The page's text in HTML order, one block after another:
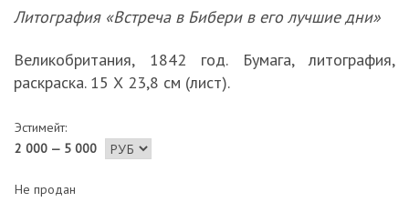
Литография «Встреча в Бибери в его лучшие дни»
Великобритания, 1842 год. Бумага, литография,
раскраска. 15 Х 23,8 см (лист).
Эстимейт:
2 000 — 5 000
Не продан